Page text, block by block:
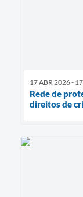
17 ABR 2026 -
Rede de
direitos de